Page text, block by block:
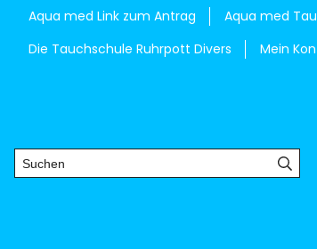
Aqua med Link zum Antrag Aqua med
Die Tauchschule Ruhrpott Divers
Mein